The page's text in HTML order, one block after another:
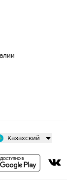
Казахский
Русский